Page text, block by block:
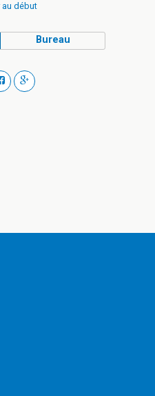
au début
Bureau